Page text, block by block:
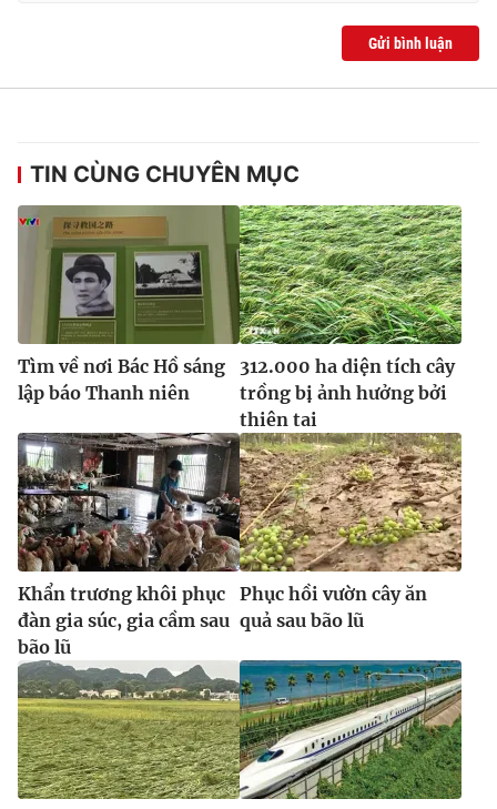
® Cấm sao chép dưới mọi hình thức nếu không có sự chấp
thuận bằng văn bản. Ghi rõ nguồn VTV.vn khi phát hành lại
thông tin từ website này.
Gửi bình luận
TIN CÙNG CHUYÊN MỤC
Tìm về nơi Bác Hồ sáng
lập báo Thanh niên
312.000 ha diện tích cây
trồng bị ảnh hưởng bởi
thiên tai
Khẩn trương khôi phục
đàn gia súc, gia cầm sau
bão lũ
Phục hồi vườn cây ăn
quả sau bão lũ